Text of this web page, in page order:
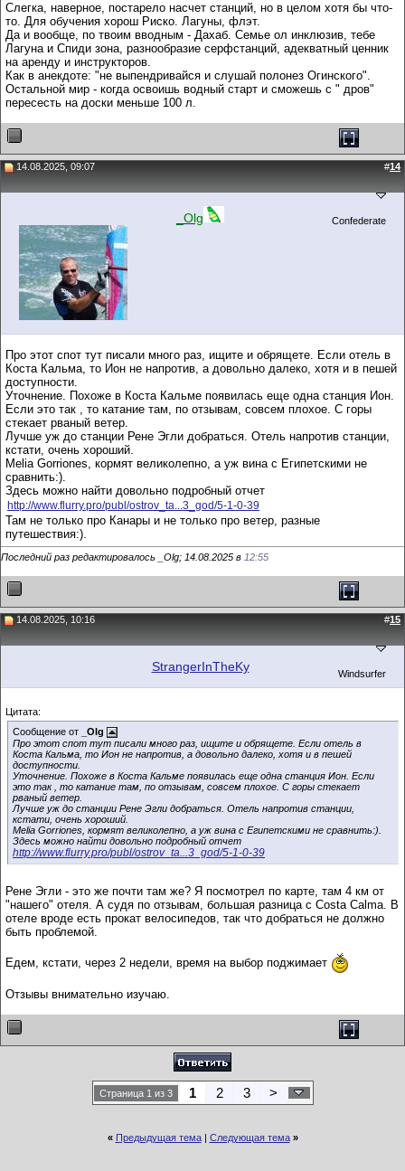
Слегка, наверное, постарело насчет станций, но в целом хотя бы что-
то. Для обучения хорош Риско. Лагуны, флэт.
Да и вообще, по твоим вводным - Дахаб. Семье ол инклюзив, тебе
Лагуна и Спиди зона, разнообразие серфстанций, адекватный ценник
на аренду и инструкторов.
Как в анекдоте: "не выпендривайся и слушай полонез Огинского".
Остальной мир - когда освоишь водный старт и сможешь с " дров"
пересесть на доски меньше 100 л.
14.08.2025, 09:07 #14
_Olg Confederate
Про этот спот тут писали много раз, ищите и обрящете. Если отель в
Коста Кальма, то Ион не напротив, а довольно далеко, хотя и в пешей
доступности.
Уточнение. Похоже в Коста Кальме появилась еще одна станция Ион.
Если это так , то катание там, по отзывам, совсем плохое. С горы
стекает рваный ветер.
Лучше уж до станции Рене Эгли добраться. Отель напротив станции,
кстати, очень хороший.
Melia Gorriones, кормят великолепно, а уж вина с Египетскими не
сравнить:).
Здесь можно найти довольно подробный отчет
http://www.flurry.pro/publ/ostrov_ta...3_god/5-1-0-39
Там не только про Канары и не только про ветер, разные
путешествия:).
Последний раз редактировалось _Olg; 14.08.2025 в 12:55
14.08.2025, 10:16 #15
StrangerInTheKy Windsurfer
Цитата:
Сообщение от
_Olg
Про этот спот тут писали много раз, ищите и обрящете. Если отель в
Коста Кальма, то Ион не напротив, а довольно далеко, хотя и в пешей
доступности.
Уточнение. Похоже в Коста Кальме появилась еще одна станция Ион. Если
это так , то катание там, по отзывам, совсем плохое. С горы стекает
рваный ветер.
Лучше уж до станции Рене Эгли добраться. Отель напротив станции,
кстати, очень хороший.
Melia Gorriones, кормят великолепно, а уж вина с Египетскими не сравнить:).
Здесь можно найти довольно подробный отчет
http://www.flurry.pro/publ/ostrov_ta...3_god/5-1-0-39
Рене Эгли - это же почти там же? Я посмотрел по карте, там 4 км от
"нашего" отеля. А судя по отзывам, большая разница с Costa Calma. В
отеле вроде есть прокат велосипедов, так что добраться не должно
быть проблемой.
Едем, кстати, через 2 недели, время на выбор поджимает
Отзывы внимательно изучаю.
Страница 1 из 3 1 2 3 >
« Предыдущая тема| Следующая тема »